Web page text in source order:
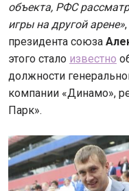
объекта, РФС
игры на другой арене»
президента союза
этого стало известно
должности
компании «Динамо»,
Парк».